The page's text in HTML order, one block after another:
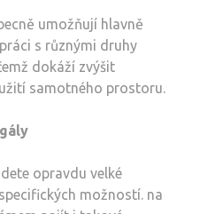
umožňují hlavně
s různými druhy
dokáží zvýšit
samotného prostoru.
opravdu velké
možností. na